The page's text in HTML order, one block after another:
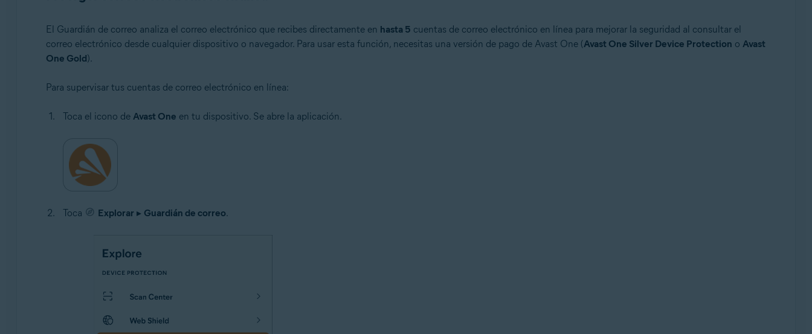
El Guardián de correo analiza el correo electrónico que recibes directamente en hasta 5 cuentas de correo electrónico en línea para mejorar la seguridad al consultar el
correo electrónico desde cualquier dispositivo o navegador. Para usar esta función, necesitas una versión de pago de Avast One (Avast One Silver Device Protection o Avast
One Gold).
Para supervisar tus cuentas de correo electrónico en línea:
Toca el icono de Avast One en tu dispositivo. Se abre la aplicación.
Toca Explorar ▸ Guardián de correo.